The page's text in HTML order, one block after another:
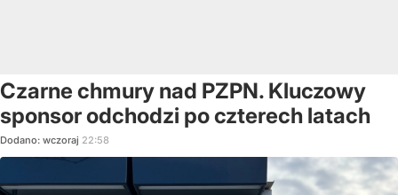
Czarne chmury nad PZPN. Kluczowy
sponsor odchodzi po czterech latach
Dodano: wczoraj 22:58